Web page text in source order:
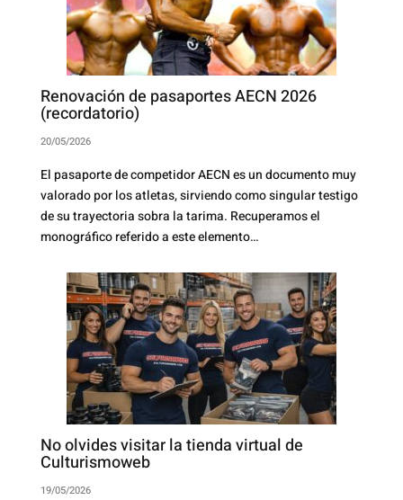
Renovación de pasaportes AECN 2026
(recordatorio)
20/05/2026
El pasaporte de competidor AECN es un documento muy
valorado por los atletas, sirviendo como singular testigo
de su trayectoria sobra la tarima. Recuperamos el
monográfico referido a este elemento…
No olvides visitar la tienda virtual de
Culturismoweb
19/05/2026